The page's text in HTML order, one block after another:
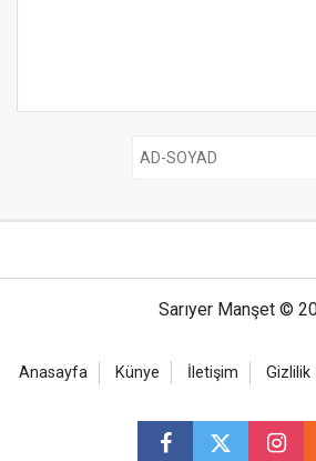
Sarıyer Manşet ©
Anasayfa Künye İletişim Gizlilik